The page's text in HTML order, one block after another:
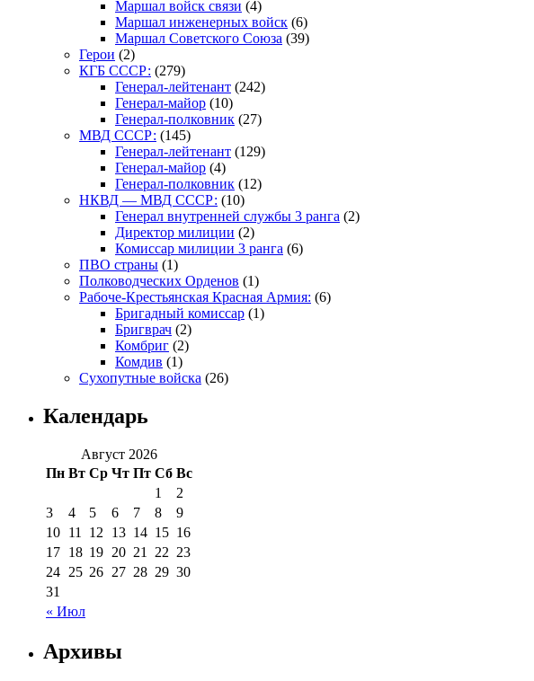
Маршал войск связи (4)
Маршал инженерных войск (6)
Маршал Советского Союза (39)
Герои (2)
КГБ СССР: (279)
Генерал-лейтенант (242)
Генерал-майор (10)
Генерал-полковник (27)
МВД СССР: (145)
Генерал-лейтенант (129)
Генерал-майор (4)
Генерал-полковник (12)
НКВД — МВД СССР: (10)
Генерал внутренней службы 3 ранга (2)
Директор милиции (2)
Комиссар милиции 3 ранга (6)
ПВО страны (1)
Полководческих Орденов (1)
Рабоче-Крестьянская Красная Армия: (6)
Бригадный комиссар (1)
Бригврач (2)
Комбриг (2)
Комдив (1)
Сухопутные войска (26)
Календарь
Август 2026
Пн Вт Ср Чт Пт Сб Вс
« Июл
1
2
3
4 5 6 7 8
9
10 11 12 13 14 15 16
17 18 19 20 21 22 23
24 25 26 27 28 29 30
31
Архивы